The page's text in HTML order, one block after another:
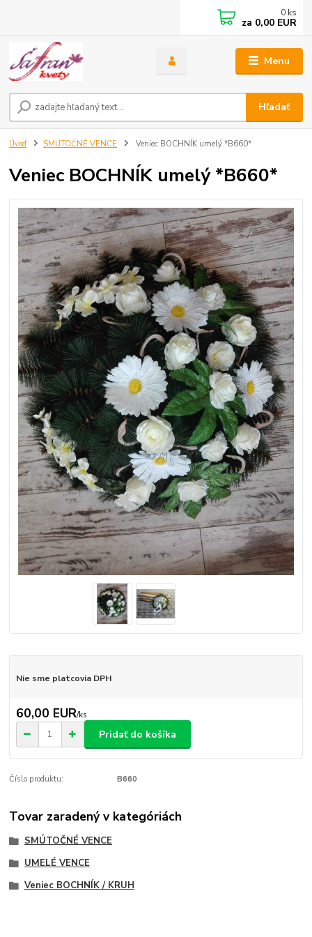
Menu
Hľadať
0 ks
za 0,00 EUR
Úvod SMÚTOČNÉ VENCE Veniec BOCHNÍK umelý *B660*
Veniec BOCHNÍK umelý *B660*
Nie sme platcovia DPH
60,00 EUR/ks
Pridať do košíka
Číslo produktu: B660
Tovar zaradený v kategóriách
SMÚTOČNÉ VENCE
UMELÉ VENCE
Veniec BOCHNÍK / KRUH